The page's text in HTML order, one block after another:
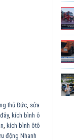
thủ Đức sửa
, kích bình ô
kích bình ôtô
động Nhanh